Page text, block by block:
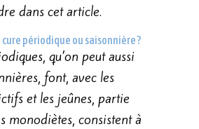
dans cet article.
cure périodique ou saisonnière ?
qu’on peut aussi
font, avec les
et les jeûnes, partie
monodiètes, consistent à